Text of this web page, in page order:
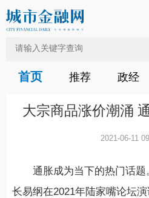
首页 推荐 政经
大宗商品涨价潮涌
2021-06-11
通胀成为当下的热门话
长易纲在2021年陆家嘴论坛